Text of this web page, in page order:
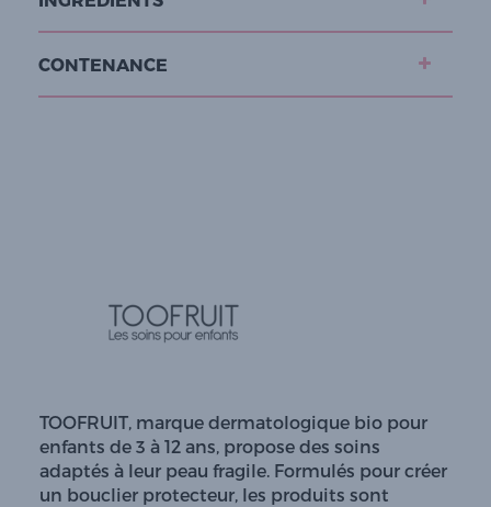
CONTENANCE
TOOFRUIT, marque dermatologique bio pour
enfants de 3 à 12 ans, propose des soins
adaptés à leur peau fragile. Formulés pour créer
un bouclier protecteur, les produits sont